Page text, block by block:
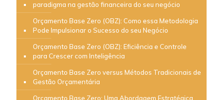
paradigma na gestão financeira do seu negócio
Orçamento Base Zero (OBZ): Como essa Metodologia
Pode Impulsionar o Sucesso do seu Negócio
Orçamento Base Zero (OBZ): Eficiência e Controle
para Crescer com Inteligência
Orçamento Base Zero versus Métodos Tradicionais de
Gestão Orçamentária
Orçamento Base Zero: Uma Abordagem Estratégica